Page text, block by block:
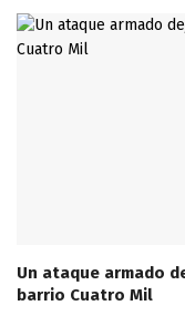
Un ataque armado
barrio Cuatro Mil